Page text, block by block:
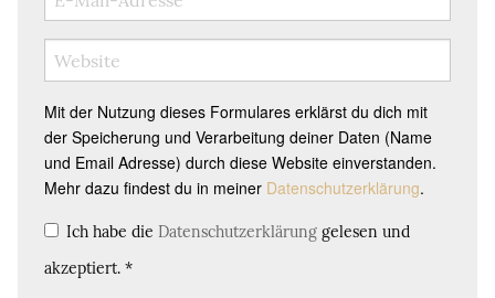
Mit der Nutzung dieses Formulares erklärst du dich mit
der Speicherung und Verarbeitung deiner Daten (Name
und Email Adresse) durch diese Website einverstanden.
Mehr dazu findest du in meiner Datenschutzerklärung.
Ich habe die Datenschutzerklärung gelesen und
akzeptiert. *